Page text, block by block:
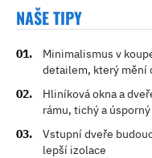
NAŠE TIPY
Minimalismus v
detailem, který mění
Hliníková okna a
rámu, tichý a
Vstupní dveře
lepší izolace